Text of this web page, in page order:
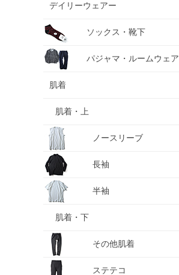
デイリーウェアー
ソックス・靴下
パジャマ・ルームウェア
肌着
肌着・上
ノースリーブ
長袖
半袖
肌着・下
その他肌着
ステテコ